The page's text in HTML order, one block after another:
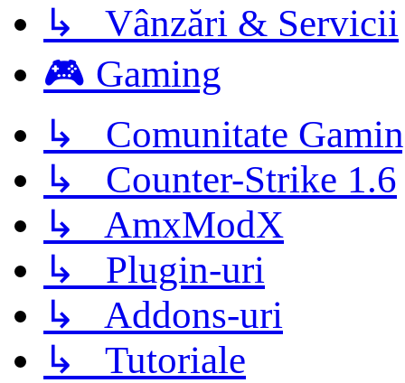
↳ Vânzări & Servicii
🎮 Gaming
↳ Comunitate
↳ Counter-Strike 1.6
↳ AmxModX
↳ Plugin-uri
↳ Addons-uri
↳ Tutoriale